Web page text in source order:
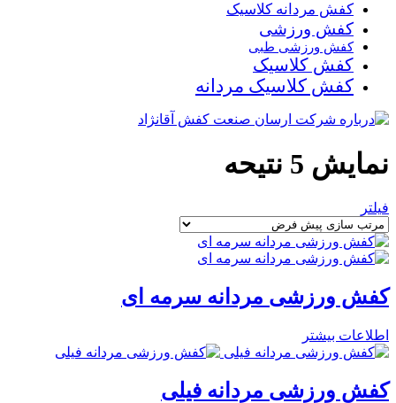
کفش مردانه کلاسیک
کفش ورزشی
کفش ورزشی طبی
کفش کلاسیک
کفش کلاسیک مردانه
نمایش 5 نتیحه
فیلتر
کفش ورزشی مردانه سرمه ای
اطلاعات بیشتر
کفش ورزشی مردانه فیلی